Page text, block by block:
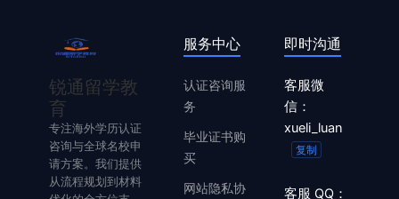
锐通留学教
育
专注海外学历认证
咨询与全球名校申
请方案。我们提供
从流程规划到材料
服务中心
认证咨询服
务
毕业证书购
买
网站隐私协
即时沟通
客服微
信：
xueli_luan
复制
客服 QQ：